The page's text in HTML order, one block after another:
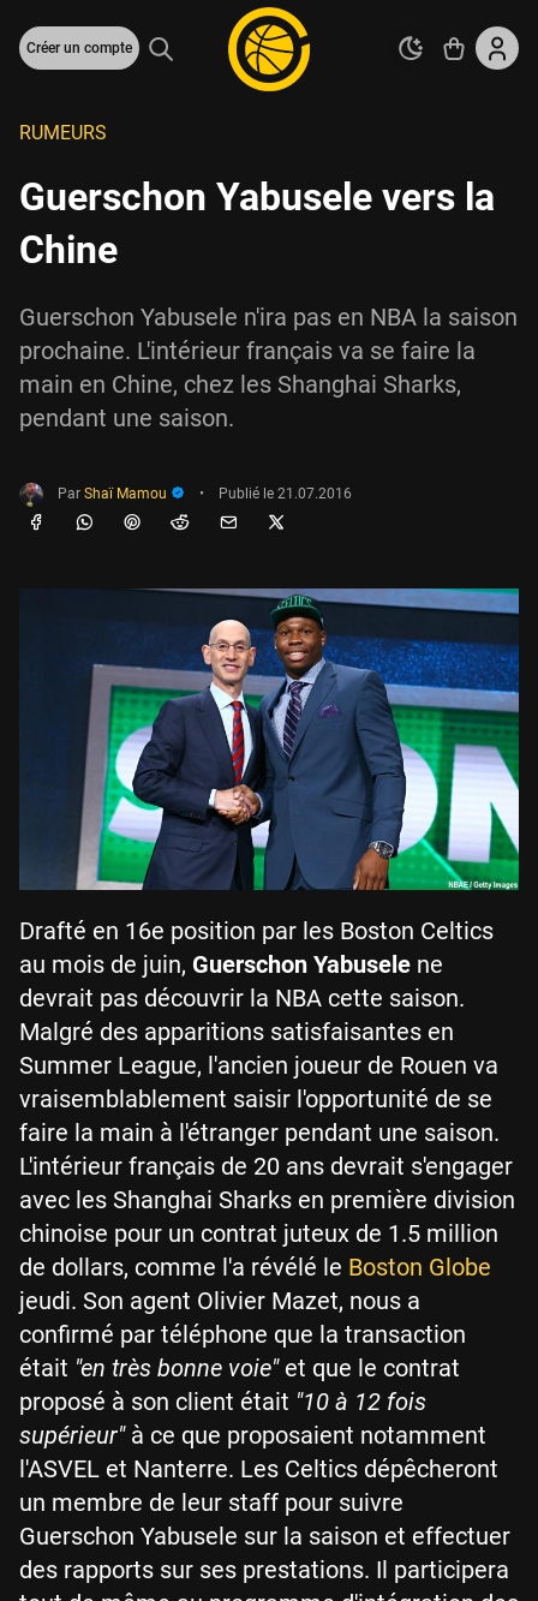
Créer un compte
RUMEURS
Guerschon Yabusele vers la
Chine
Guerschon Yabusele n'ira pas en NBA la saison
prochaine. L'intérieur français va se faire la
main en Chine, chez les Shanghai Sharks,
pendant une saison.
Par Shaï Mamou • Publié le 21.07.2016
Drafté en 16e position par les Boston Celtics
au mois de juin, Guerschon Yabusele ne
devrait pas découvrir la NBA cette saison.
Malgré des apparitions satisfaisantes en
Summer League, l'ancien joueur de Rouen va
vraisemblablement saisir l'opportunité de se
faire la main à l'étranger pendant une saison.
L'intérieur français de 20 ans devrait s'engager
avec les Shanghai Sharks en première division
chinoise pour un contrat juteux de 1.5 million
de dollars, comme l'a révélé le Boston Globe
jeudi. Son agent Olivier Mazet, nous a
confirmé par téléphone que la transaction
était "en très bonne voie" et que le contrat
proposé à son client était "10 à 12 fois
supérieur"à ce que proposaient notamment
l'ASVEL et Nanterre. Les Celtics dépêcheront
un membre de leur staff pour suivre
Guerschon Yabusele sur la saison et effectuer
des rapports sur ses prestations. Il participera